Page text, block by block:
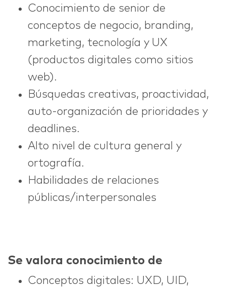
Conocimiento de senior de
conceptos de negocio, branding,
marketing, tecnología y UX
(productos digitales como sitios
web).
Búsquedas creativas, proactividad,
auto-organización de prioridades y
deadlines.
Alto nivel de cultura general y
ortografía.
Habilidades de relaciones
públicas/interpersonales
Se valora conocimiento de
Conceptos digitales: UXD, UID,